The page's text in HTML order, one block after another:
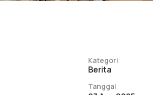
Kategori
Berita
Tanggal